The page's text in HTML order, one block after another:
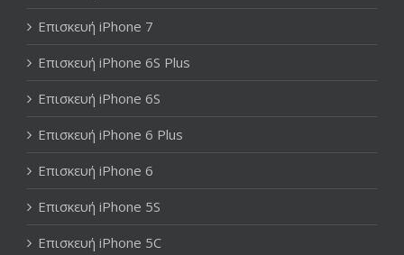
Επισκευή iPhone 7
Επισκευή iPhone 6S Plus
Επισκευή iPhone 6S
Επισκευή iPhone 6 Plus
Επισκευή iPhone 6
Επισκευή iPhone 5S
Επισκευή iPhone 5C